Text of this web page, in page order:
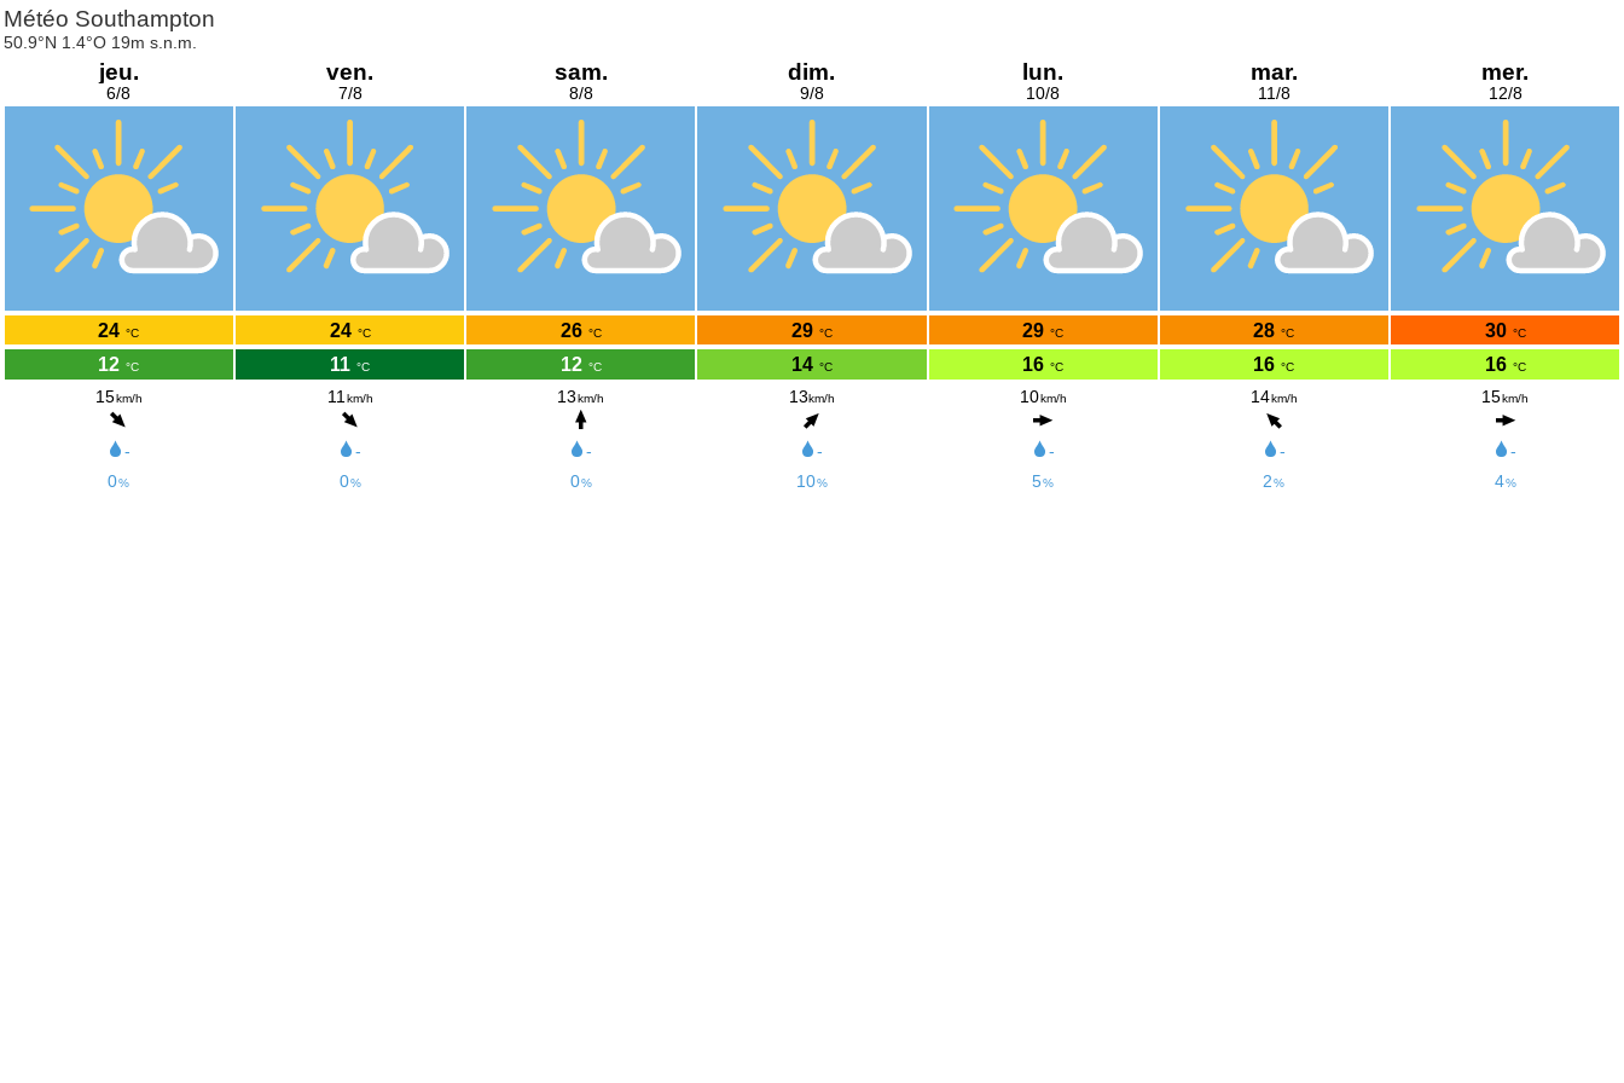
Météo Southampton
50.9°N 1.4°O 19m s.n.m.
jeu.
6/8
24 °C
12 °C
15km/h
-
0%
ven.
7/8
24 °C
11 °C
11 km/h
-
0%
sam.
8/8
26 °C
12 °C
13 km/h
-
0%
dim.
9/8
29 °C
14 °C
13km/h
-
10%
lun.
10/8
29 °C
16 °C
10km/h
-
5%
mar.
11/8
28 °C
16 °C
14km/h
-
2 %
mer.
12/8
30 °C
16 °C
15km/h
-
4%